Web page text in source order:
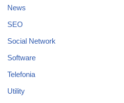
News
SEO
Social Network
Software
Telefonia
Utility